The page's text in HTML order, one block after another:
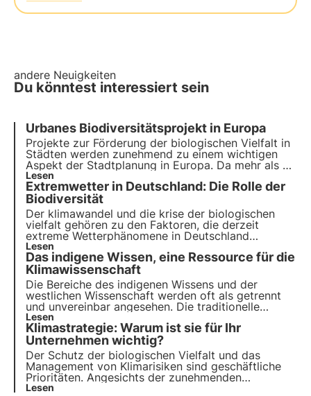
andere Neuigkeiten
Du könntest interessiert sein
Urbanes Biodiversitätsprojekt in Europa
Projekte zur Förderung der biologischen Vielfalt in
Städten werden zunehmend zu einem wichtigen
Aspekt der Stadtplanung in Europa. Da mehr als 70
% der weltweiten Kohlenstoffemissionen auf die
Städte entfallen, ist es unerlässlich geworden,
naturbasierte Lösungen einzubeziehen, um die
Auswirkungen menschlicher Aktivitäten auf die
Umwelt zu verringern.
Lesen
Extremwetter in Deutschland: Die Rolle der
Biodiversität
Der klimawandel und die krise der biologischen
vielfalt gehören zu den Faktoren, die derzeit
extreme Wetterphänomene in Deutschland
verursachen. Die Ursachen und Folgen werden in
diesem Artikel analysiert.
Lesen
Das indigene Wissen, eine Ressource für die
Klimawissenschaft
Die Bereiche des indigenen Wissens und der
westlichen Wissenschaft werden oft als getrennt
und unvereinbar angesehen. Die traditionelle
Klimawissenschaft, wie sie üblicherweise
verstanden wird, wurde in erster Linie durch
westliche akademische Perspektiven geprägt.
Lesen
Klimastrategie: Warum ist sie für Ihr
Unternehmen wichtig?
Der Schutz der biologischen Vielfalt und das
Management von Klimarisiken sind geschäftliche
Prioritäten. Angesichts der zunehmenden
Regulierung müssen Unternehmen Natur,
Lesen